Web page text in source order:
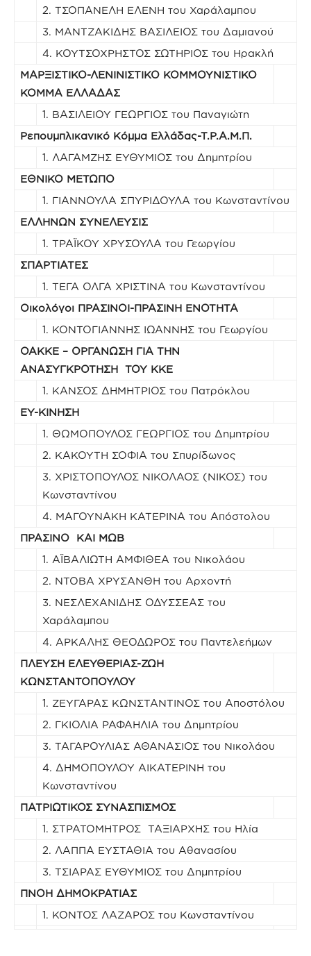
2. ΤΣΟΠΑΝΕΛΗ ΕΛΕΝΗ του Χαράλαμπου
3. ΜΑΝΤΖΑΚΙΔΗΣ ΒΑΣΙΛΕΙΟΣ του Δαμιανού
4. ΚΟΥΤΣΟΧΡΗΣΤΟΣ ΣΩΤΗΡΙΟΣ του Ηρακλή
ΜΑΡΞΙΣΤΙΚΟ-ΛΕΝΙΝΙΣΤΙΚΟ ΚΟΜΜΟΥΝΙΣΤΙΚΟ
ΚΟΜΜΑ ΕΛΛΑΔΑΣ
1. ΒΑΣΙΛΕΙΟΥ ΓΕΩΡΓΙΟΣ του Παναγιώτη
Ρεπουμπλικανικό Κόμμα Ελλάδας-Τ.Ρ.Α.Μ.Π.
1. ΛΑΓΑΜΖΗΣ ΕΥΘΥΜΙΟΣ του Δημητρίου
ΕΘΝΙΚΟ ΜΕΤΩΠΟ
1. ΓΙΑΝΝΟΥΛΑ ΣΠΥΡΙΔΟΥΛΑ του Κωνσταντίνου
ΕΛΛΗΝΩΝ ΣΥΝΕΛΕΥΣΙΣ
1. ΤΡΑΪΚΟΥ ΧΡΥΣΟΥΛΑ του Γεωργίου
ΣΠΑΡΤΙΑΤΕΣ
1. ΤΕΓΑ ΟΛΓΑ ΧΡΙΣΤΙΝΑ του Κωνσταντίνου
Οικολόγοι ΠΡΑΣΙΝΟΙ-ΠΡΑΣΙΝΗ ΕΝΟΤΗΤΑ
1. ΚΟΝΤΟΓΙΑΝΝΗΣ ΙΩΑΝΝΗΣ του Γεωργίου
ΟΑΚΚΕ – ΟΡΓΑΝΩΣΗ ΓΙΑ ΤΗΝ
ΑΝΑΣΥΓΚΡΟΤΗΣΗ ΤΟΥ ΚΚΕ
1. ΚΑΝΣΟΣ ΔΗΜΗΤΡΙΟΣ του Πατρόκλου
ΕΥ-ΚΙΝΗΣΗ
1. ΘΩΜΟΠΟΥΛΟΣ ΓΕΩΡΓΙΟΣ του Δημητρίου
2. ΚΑΚΟΥΤΗ ΣΟΦΙΑ του Σπυρίδωνος
3. ΧΡΙΣΤΟΠΟΥΛΟΣ ΝΙΚΟΛΑΟΣ (ΝΙΚΟΣ) του
Κωνσταντίνου
4. ΜΑΓΟΥΝΑΚΗ ΚΑΤΕΡΙΝΑ του Απόστολου
ΠΡΑΣΙΝΟ ΚΑΙ ΜΩΒ
1. ΑΪΒΑΛΙΩΤΗ ΑΜΦΙΘΕΑ του Νικολάου
2. ΝΤΟΒΑ ΧΡΥΣΑΝΘΗ του Αρχοντή
3. ΝΕΣΛΕΧΑΝΙΔΗΣ ΟΔΥΣΣΕΑΣ του
Χαράλαμπου
4. ΑΡΚΑΛΗΣ ΘΕΟΔΩΡΟΣ του Παντελεήμων
ΠΛΕΥΣΗ ΕΛΕΥΘΕΡΙΑΣ-ΖΩΗ
ΚΩΝΣΤΑΝΤΟΠΟΥΛΟΥ
1. ΖΕΥΓΑΡΑΣ ΚΩΝΣΤΑΝΤΙΝΟΣ του Αποστόλου
2. ΓΚΙΟΛΙΑ ΡΑΦΑΗΛΙΑ του Δημητρίου
3. ΤΑΓΑΡΟΥΛΙΑΣ ΑΘΑΝΑΣΙΟΣ του Νικολάου
4. ΔΗΜΟΠΟΥΛΟΥ ΑΙΚΑΤΕΡΙΝΗ του
Κωνσταντίνου
ΠΑΤΡΙΩΤΙΚΟΣ ΣΥΝΑΣΠΙΣΜΟΣ
1. ΣΤΡΑΤΟΜΗΤΡΟΣ ΤΑΞΙΑΡΧΗΣ του Ηλία
2. ΛΑΠΠΑ ΕΥΣΤΑΘΙΑ του Αθανασίου
3. ΤΣΙΑΡΑΣ ΕΥΘΥΜΙΟΣ του Δημητρίου
ΠΝΟΗ ΔΗΜΟΚΡΑΤΙΑΣ
1. ΚΟΝΤΟΣ ΛΑΖΑΡΟΣ του Κωνσταντίνου